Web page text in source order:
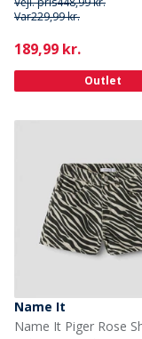
Var229,99 kr.
Current
189,99 kr.
Outlet
Name It